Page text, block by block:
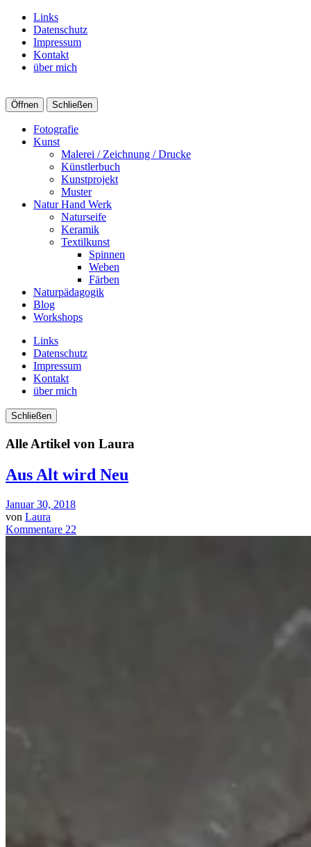
Links
Datenschutz
Impressum
Kontakt
über mich
Öffnen Schließen
Fotografie
Kunst
Malerei / Zeichnung / Drucke
Künstlerbuch
Kunstprojekt
Muster
Natur Hand Werk
Naturseife
Keramik
Textilkunst
Spinnen
Weben
Färben
Naturpädagogik
Blog
Workshops
Links
Datenschutz
Impressum
Kontakt
über mich
Schließen
Alle Artikel von Laura
Aus Alt wird Neu
Januar 30, 2018
von Laura
Kommentare 22